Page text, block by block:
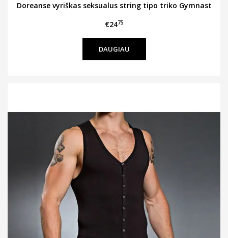
Doreanse vyriškas seksualus string tipo triko Gymnast
€2475
DAUGIAU